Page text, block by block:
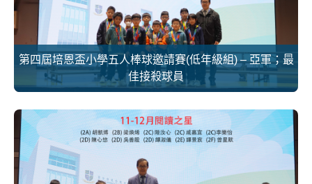
第四屆培恩盃小學五人棒球邀請賽(低年級組) – 亞軍；最
佳接殺球員